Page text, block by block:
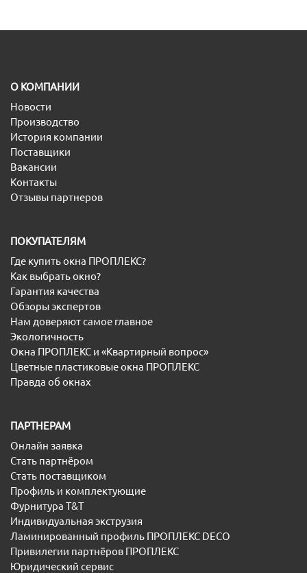
O КОМПАНИИ
Новости
Производство
История компании
Поставщики
Вакансии
Контакты
Отзывы партнеров
ПОКУПАТЕЛЯМ
Где купить окна ПРОПЛЕКС?
Как выбрать окно?
Гарантия качества
Обзоры экспертов
Нам доверяют самое главное
Экологичность
Окна ПРОПЛЕКС и «Квартирный вопрос»
Цветные пластиковые окна ПРОПЛЕКС
Правда об окнах
ПАРТНЕРАМ
Онлайн заявка
Стать партнёром
Стать поставщиком
Профиль и комплектующие
Фурнитура T&T
Индивидуальная экструзия
Ламинированный профиль ПРОПЛЕКС DECO
Привилегии партнёров ПРОПЛЕКС
Юридический сервис